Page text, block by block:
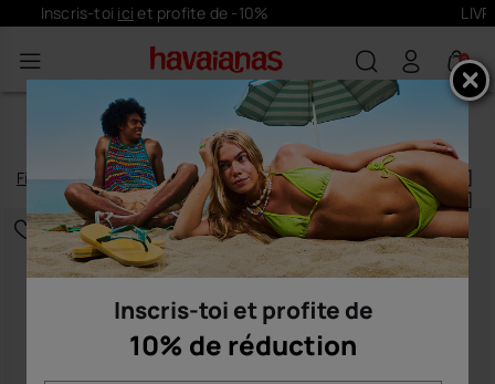
LIVRAISON OFFERTE sur toutes les commandes
0
ACCESSOIRES
produits|
Filtrerettrier
Inscris-toi et profite de
10% de réduction